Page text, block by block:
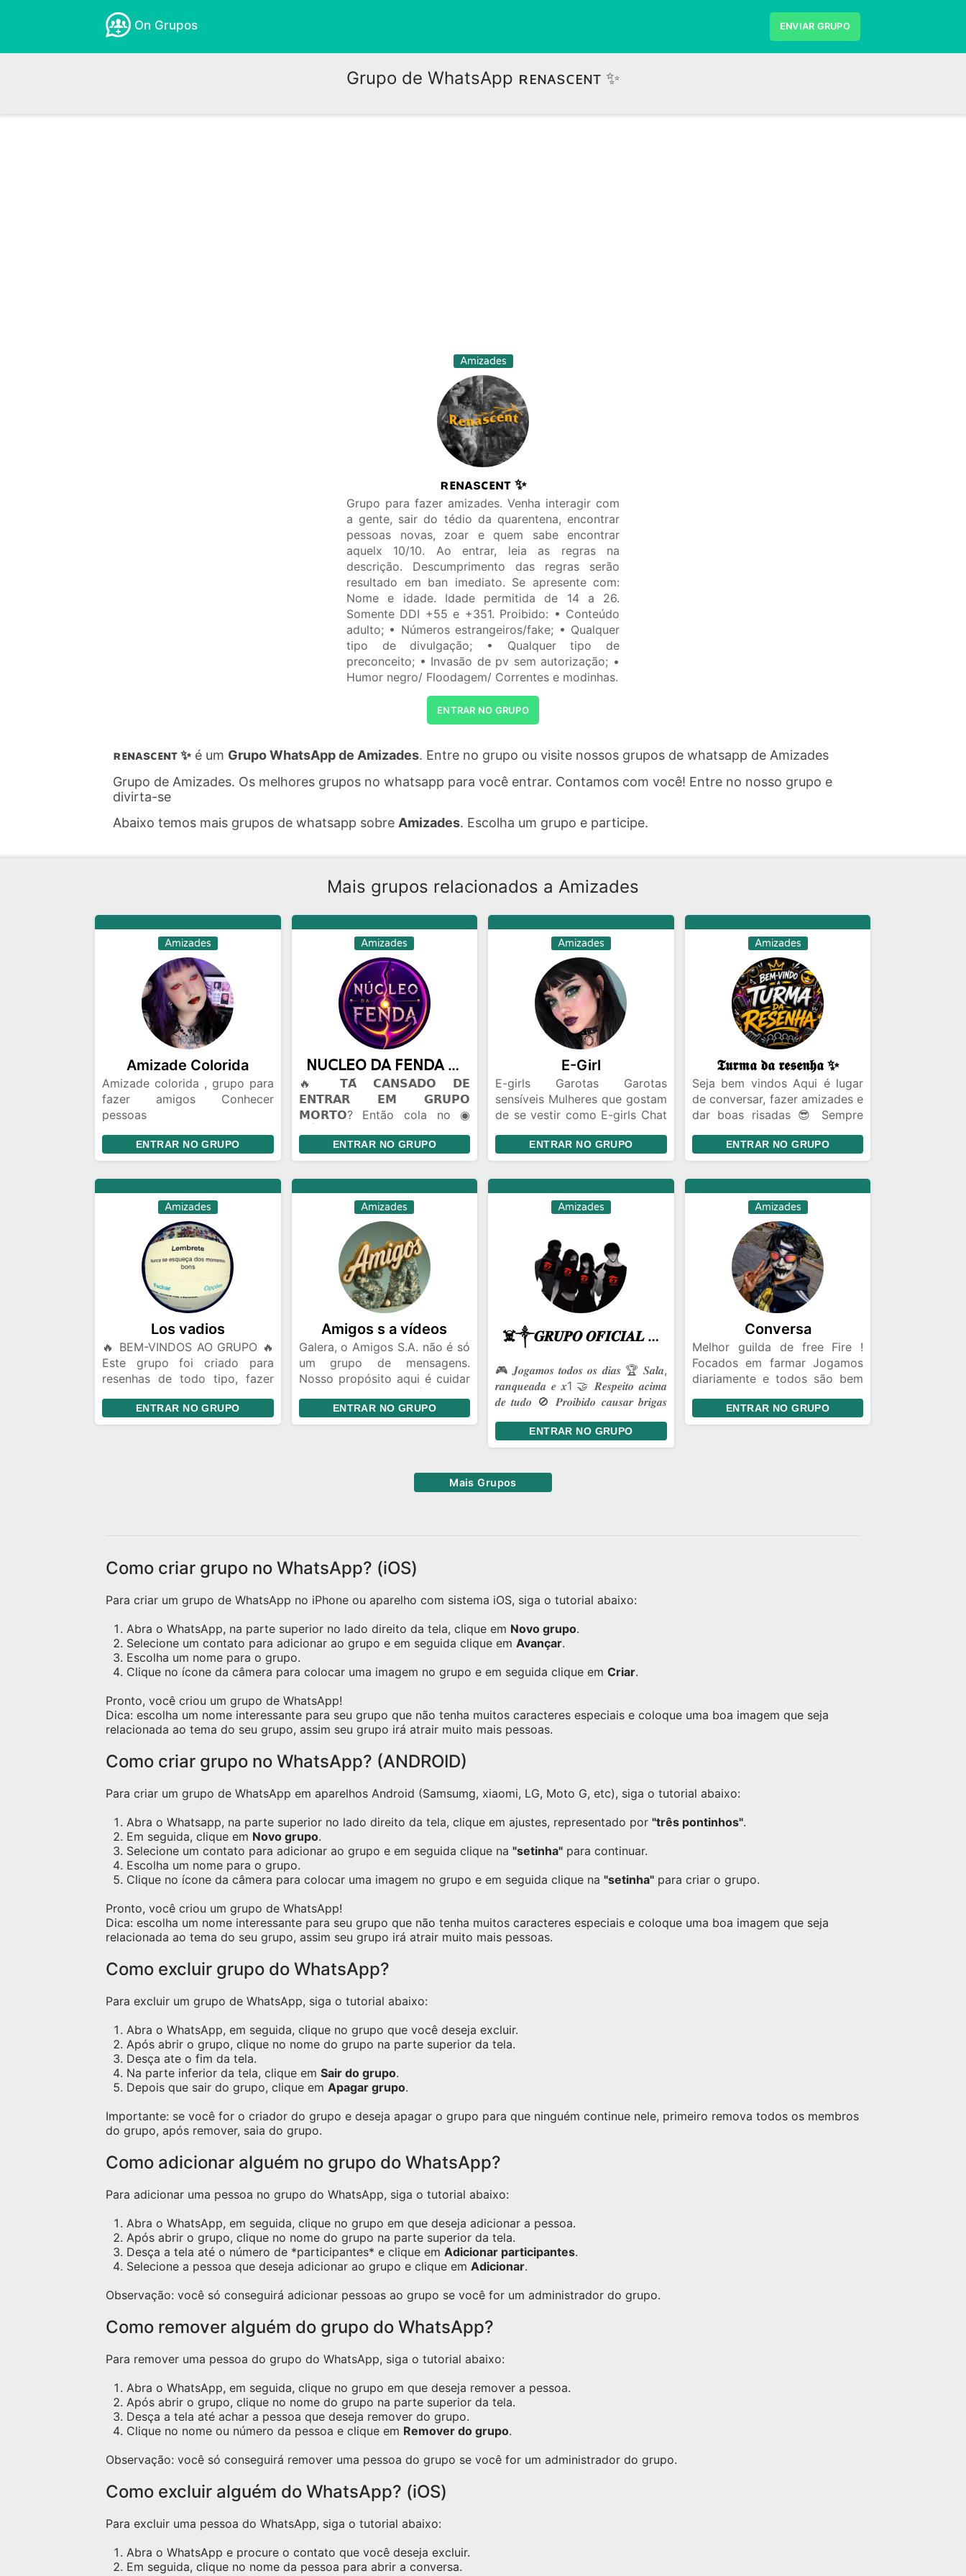
On Grupos ENVIAR GRUPO
Grupo de WhatsApp ʀᴇɴᴀsᴄᴇɴᴛ ✨
Amizades
ʀᴇɴᴀsᴄᴇɴᴛ ✨
Grupo para fazer amizades. Venha interagir com
a gente, sair do tédio da quarentena, encontrar
pessoas novas, zoar e quem sabe encontrar
aquelx 10/10. Ao entrar, leia as regras na
descrição. Descumprimento das regras serão
resultado em ban imediato. Se apresente com:
Nome e idade. Idade permitida de 14 a 26.
Somente DDI +55 e +351. Proibido: • Conteúdo
adulto; • Números estrangeiros/fake; • Qualquer
tipo de divulgação; • Qualquer tipo de
preconceito; • Invasão de pv sem autorização; •
Humor negro/ Floodagem/ Correntes e modinhas.
ENTRAR NO GRUPO
ʀᴇɴᴀsᴄᴇɴᴛ ✨ é um Grupo WhatsApp de Amizades. Entre no grupo ou visite nossos grupos de whatsapp de Amizades
Grupo de Amizades. Os melhores grupos no whatsapp para você entrar. Contamos com você! Entre no nosso grupo e
divirta-se
Abaixo temos mais grupos de whatsapp sobre Amizades. Escolha um grupo e participe.
Mais grupos relacionados a Amizades
Amizades
Amizade Colorida
Amizade colorida , grupo para
fazer amigos Conhecer
pessoas
colorida ou algo mais Chat e
bate papo Gincanas Chamadas
de vídeo em grupo Marcar
encontros Amizades com
Segundas intenções
ENTRAR NO GRUPO
Amizades
𝖭𝖴𝖢𝖫𝖤𝖮 𝖣𝖠 𝖥𝖤𝖭𝖣𝖠 ◉ 100m
🔥 𝗧𝗔́ 𝗖𝗔𝗡𝗦𝗔𝗗𝗢 𝗗𝗘
𝗘𝗡𝗧𝗥𝗔𝗥 𝗘𝗠 𝗚𝗥𝗨𝗣𝗢
𝗠𝗢𝗥𝗧𝗢? Então cola no ◉
𝗣𝗔𝗣𝗢 𝗙𝗟𝗨𝗜... 😂 Zoeira pesada
(☠️🫣). 🤝 Amizades novas 🤡.
🔥 Flerte liberado +18. 🎈
𝗩𝗢𝗖Ê 𝗣𝗢𝗗𝗘 𝗘𝗡𝗧𝗥𝗔𝗥 𝗦𝗘𝗠
𝗖𝗢𝗡𝗛𝗘𝗖𝗘𝗥 𝗡𝗜𝗡𝗚𝗨É𝗠. Todo
mundo começa assim. Talvez
você encontre um amigo...
Talvez um contatinho... Talvez
alguém que vire parte da sua
rotina. 😏🔥 📣 𝗘𝗡𝗧𝗥𝗔... ✔
Pessoal conversa. ✔ Memes. ✔
Flertes.
ENTRAR NO GRUPO
Amizades
E-Girl
E-girls Garotas Garotas
sensíveis Mulheres que gostam
de se vestir como E-girls Chat
Gincanas Bate Papo Conhecer
pessoas de todo Brasil
Relacionamento Namoro a
distância
ENTRAR NO GRUPO
Amizades
𝕿𝖚𝖗𝖒𝖆 𝖉𝖆 𝖗𝖊𝖘𝖊𝖓𝖍𝖆 ✨
Seja bem vindos Aqui é lugar
de conversar, fazer amizades e
dar boas risadas 😎 Sempre
ENTRAR NO GRUPO
Amizades
Los vadios
🔥 BEM-VINDOS AO GRUPO 🔥
Este grupo foi criado para
resenhas de todo tipo, fazer
ideias e se divertir. 📌
Divulgação de Instagram: Você
e faça novas amizades!
ENTRAR NO GRUPO
Amizades
Amigos s a vídeos
Galera, o Amigos S.A. não é só
um grupo de mensagens.
Nosso propósito aqui é cuidar
lugar onde a gente pode ser
quem a gente é, dar risada das
acontecer, a gente continue
sendo essa turma unida.
ENTRAR NO GRUPO
Amizades
☠️༒𝑮𝑹𝑼𝑷𝑶 𝑶𝑭𝑰𝑪𝑰𝑨𝑳 𝑭𝑭༒☠️
🎮 𝑱𝒐𝒈𝒂𝒎𝒐𝒔 𝒕𝒐𝒅𝒐𝒔 𝒐𝒔 𝒅𝒊𝒂𝒔 🏆 𝑺𝒂𝒍𝒂,
𝒓𝒂𝒏𝒒𝒖𝒆𝒂𝒅𝒂 𝒆 𝒙1 🤝 𝑹𝒆𝒔𝒑𝒆𝒊𝒕𝒐 𝒂𝒄𝒊𝒎𝒂
𝒅𝒆 𝒕𝒖𝒅𝒐 🚫 𝑷𝒓𝒐𝒊𝒃𝒊𝒅𝒐 𝒄𝒂𝒖𝒔𝒂𝒓 𝒃𝒓𝒊𝒈𝒂𝒔
ENTRAR NO GRUPO
Amizades
Conversa
Melhor guilda de free Fire !
Focados em farmar Jogamos
diariamente e todos são bem
limite 🔫🥷🏿🐺
ENTRAR NO GRUPO
Mais Grupos
Como criar grupo no WhatsApp? (iOS)
Para criar um grupo de WhatsApp no iPhone ou aparelho com sistema iOS, siga o tutorial abaixo:
Abra o WhatsApp, na parte superior no lado direito da tela, clique em Novo grupo.
Selecione um contato para adicionar ao grupo e em seguida clique em Avançar.
Escolha um nome para o grupo.
Clique no ícone da câmera para colocar uma imagem no grupo e em seguida clique em Criar.
Pronto, você criou um grupo de WhatsApp!
Dica: escolha um nome interessante para seu grupo que não tenha muitos caracteres especiais e coloque uma boa imagem que seja
relacionada ao tema do seu grupo, assim seu grupo irá atrair muito mais pessoas.
Como criar grupo no WhatsApp? (ANDROID)
Para criar um grupo de WhatsApp em aparelhos Android (Samsumg, xiaomi, LG, Moto G, etc), siga o tutorial abaixo:
Abra o Whatsapp, na parte superior no lado direito da tela, clique em ajustes, representado por "três pontinhos".
Em seguida, clique em Novo grupo.
Selecione um contato para adicionar ao grupo e em seguida clique na "setinha" para continuar.
Escolha um nome para o grupo.
Clique no ícone da câmera para colocar uma imagem no grupo e em seguida clique na "setinha" para criar o grupo.
Pronto, você criou um grupo de WhatsApp!
Dica: escolha um nome interessante para seu grupo que não tenha muitos caracteres especiais e coloque uma boa imagem que seja
relacionada ao tema do seu grupo, assim seu grupo irá atrair muito mais pessoas.
Como excluir grupo do WhatsApp?
Para excluir um grupo de WhatsApp, siga o tutorial abaixo:
Abra o WhatsApp, em seguida, clique no grupo que você deseja excluir.
Após abrir o grupo, clique no nome do grupo na parte superior da tela.
Desça ate o fim da tela.
Na parte inferior da tela, clique em Sair do grupo.
Depois que sair do grupo, clique em Apagar grupo.
Importante: se você for o criador do grupo e deseja apagar o grupo para que ninguém continue nele, primeiro remova todos os membros
do grupo, após remover, saia do grupo.
Como adicionar alguém no grupo do WhatsApp?
Para adicionar uma pessoa no grupo do WhatsApp, siga o tutorial abaixo:
Abra o WhatsApp, em seguida, clique no grupo em que deseja adicionar a pessoa.
Após abrir o grupo, clique no nome do grupo na parte superior da tela.
Desça a tela até o número de *participantes* e clique em Adicionar participantes.
Selecione a pessoa que deseja adicionar ao grupo e clique em Adicionar.
Observação: você só conseguirá adicionar pessoas ao grupo se você for um administrador do grupo.
Como remover alguém do grupo do WhatsApp?
Para remover uma pessoa do grupo do WhatsApp, siga o tutorial abaixo:
Abra o WhatsApp, em seguida, clique no grupo em que deseja remover a pessoa.
Após abrir o grupo, clique no nome do grupo na parte superior da tela.
Desça a tela até achar a pessoa que deseja remover do grupo.
Clique no nome ou número da pessoa e clique em Remover do grupo.
Observação: você só conseguirá remover uma pessoa do grupo se você for um administrador do grupo.
Como excluir alguém do WhatsApp? (iOS)
Para excluir uma pessoa do WhatsApp, siga o tutorial abaixo:
Abra o WhatsApp e procure o contato que você deseja excluir.
Em seguida, clique no nome da pessoa para abrir a conversa.